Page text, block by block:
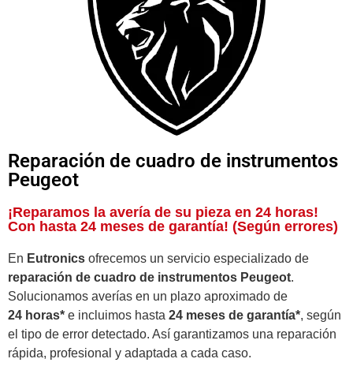
Reparación de cuadro de instrumentos
Peugeot
¡Reparamos la avería de su pieza en 24 horas!
Con hasta 24 meses de garantía! (Según errores)
En Eutronics ofrecemos un servicio especializado de
reparación de cuadro de instrumentos Peugeot.
Solucionamos averías en un plazo aproximado de
24 horas* e incluimos hasta 24 meses de garantía*, según
el tipo de error detectado. Así garantizamos una reparación
rápida, profesional y adaptada a cada caso.